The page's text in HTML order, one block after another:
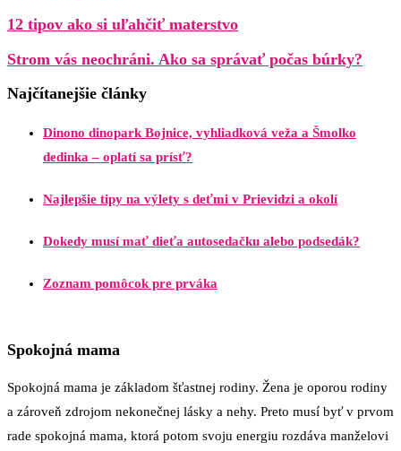
12 tipov ako si uľahčiť materstvo
Strom vás neochráni. Ako sa správať počas búrky?
Najčítanejšie články
Dinono dinopark Bojnice, vyhliadková veža a Šmolko
dedinka – oplatí sa prísť?
Najlepšie tipy na výlety s deťmi v Prievidzi a okolí
Dokedy musí mať dieťa autosedačku alebo podsedák?
Zoznam pomôcok pre prváka
Spokojná mama
Spokojná mama je základom šťastnej rodiny. Žena je oporou rodiny
a zároveň zdrojom nekonečnej lásky a nehy. Preto musí byť v prvom
rade spokojná mama, ktorá potom svoju energiu rozdáva manželovi